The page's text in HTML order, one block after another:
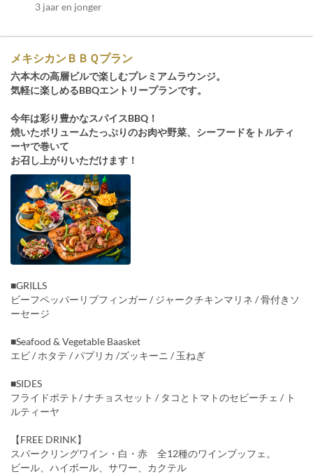
3 jaar en jonger
メキシカンＢＢＱプラン
六本木の高層ビルで楽しむプレミアムラウンジ。
気軽に楽しめるBBQエントリープランです。
今年は彩り豊かなスパイスBBQ！
焼いたボリュームたっぷりのお肉や野菜、シーフードをトルティ
ーヤで巻いて
お召し上がりいただけます！
■GRILLS
ビーフペッパーリブフィンガー / ジャークチキンマリネ / 骨付きソ
ーセージ
■Seafood & Vegetable Baasket
エビ / ホタテ / パプリカ /ズッキーニ / 玉ねぎ
■SIDES
フライドポテト/ ナチョスセット / タコとトマトのセビーチェ / ト
ルティーヤ
【FREE DRINK】
スパークリングワイン・白・赤 全12種のワインブッフェ。
ビール、ハイボール、サワー、カクテル